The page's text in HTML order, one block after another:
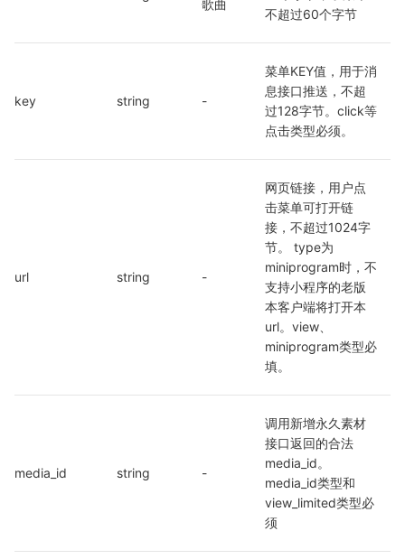
歌曲
不超过60个字节
key string -
菜单KEY值，用于消
息接口推送，不超
过128字节。click等
点击类型必须。
url string -
网页链接，用户点
击菜单可打开链
接，不超过1024字
节。 type为
miniprogram时，不
支持小程序的老版
本客户端将打开本
url。view、
miniprogram类型必
填。
media_id string -
调用新增永久素材
接口返回的合法
media_id。
media_id类型和
view_limited类型必
须